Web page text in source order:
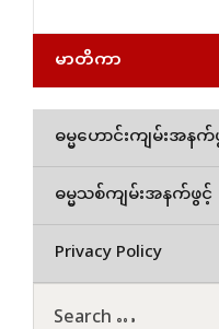
မာတိကာ
ဓမ္မဟောင်းကျမ်းအန
ဓမ္မသစ်ကျမ်းအနက်ဖွင့်
Privacy Policy